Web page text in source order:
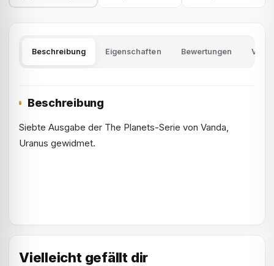
Beschreibung Eigenschaften Bewertungen
Beschreibung
Siebte Ausgabe der The Planets-Serie von Vanda,
Uranus gewidmet.
Vielleicht gefällt dir